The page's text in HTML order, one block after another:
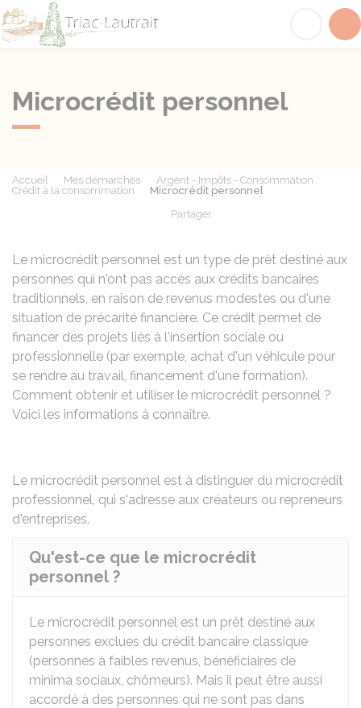
Microcrédit personnel
Accueil Mes démarches
Argent - Impôts - Consommation
Crédit à la consommation
Microcrédit personnel
Partager
Le microcrédit personnel est un type de prêt destiné aux
personnes qui n'ont pas accès aux crédits bancaires
traditionnels, en raison de revenus modestes ou d'une
situation de précarité financière. Ce crédit permet de
financer des projets liés à l'insertion sociale ou
professionnelle (par exemple, achat d'un véhicule pour
se rendre au travail, financement d'une formation).
Comment obtenir et utiliser le microcrédit personnel ?
Voici les informations à connaître.
Le microcrédit personnel est à distinguer du microcrédit
professionnel, qui s'adresse aux créateurs ou repreneurs
d'entreprises.
Qu'est-ce que le microcrédit
personnel ?
Le microcrédit personnel est un prêt destiné aux
personnes exclues du crédit bancaire classique
(personnes à faibles revenus, bénéficiaires de
minima sociaux, chômeurs). Mais il peut être aussi
accordé à des personnes qui ne sont pas dans